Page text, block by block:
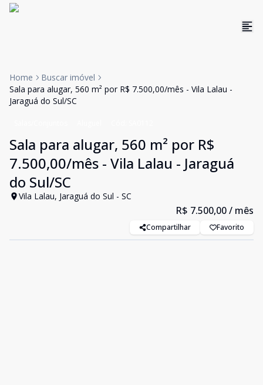
Home
Buscar imóvel
Sala para alugar, 560 m² por R$ 7.500,00/mês - Vila Lalau -
Jaraguá do Sul/SC
Sala para alugar, 560 m² por R$
7.500,00/mês - Vila Lalau - Jaraguá
do Sul/SC
Vila Lalau, Jaraguá do Sul - SC
R$ 7.500,00/ mês
Compartilhar Favorito